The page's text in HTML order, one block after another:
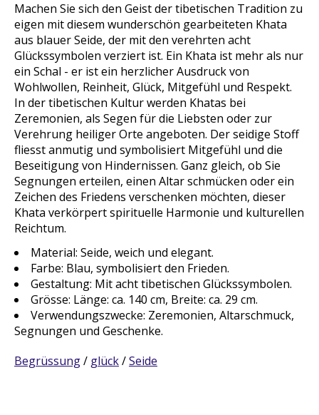
Machen Sie sich den Geist der tibetischen Tradition zu
eigen mit diesem wunderschön gearbeiteten Khata
aus blauer Seide, der mit den verehrten acht
Glückssymbolen verziert ist. Ein Khata ist mehr als nur
ein Schal - er ist ein herzlicher Ausdruck von
Wohlwollen, Reinheit, Glück, Mitgefühl und Respekt.
In der tibetischen Kultur werden Khatas bei
Zeremonien, als Segen für die Liebsten oder zur
Verehrung heiliger Orte angeboten. Der seidige Stoff
fliesst anmutig und symbolisiert Mitgefühl und die
Beseitigung von Hindernissen. Ganz gleich, ob Sie
Segnungen erteilen, einen Altar schmücken oder ein
Zeichen des Friedens verschenken möchten, dieser
Khata verkörpert spirituelle Harmonie und kulturellen
Reichtum.
Material: Seide, weich und elegant.
Farbe: Blau, symbolisiert den Frieden.
Gestaltung: Mit acht tibetischen Glückssymbolen.
Grösse: Länge: ca. 140 cm, Breite: ca. 29 cm.
Verwendungszwecke: Zeremonien, Altarschmuck,
Segnungen und Geschenke.
Begrüssung/ glück/Seide